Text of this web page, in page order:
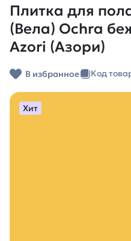
Плитка для
(Вела) Ochra
Azori (Азори)
В избранное Код
Хит